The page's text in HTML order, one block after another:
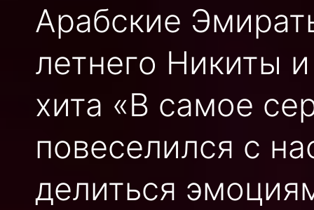
Арабские
летнего Никиты
хита «В самое
повеселился с
делиться